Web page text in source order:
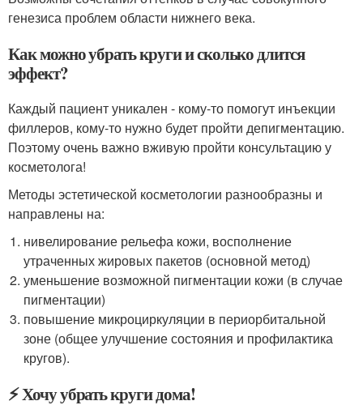
генезиса проблем области нижнего века.
Как можно убрать круги и сколько длится
эффект?
Каждый пациент уникален - кому-то помогут инъекции
филлеров, кому-то нужно будет пройти депигментацию.
Поэтому очень важно вживую пройти консультацию у
косметолога!
Методы эстетической косметологии разнообразны и
направлены на:
нивелирование рельефа кожи, восполнение
утраченных жировых пакетов (основной метод)
уменьшение возможной пигментации кожи (в случае
пигментации)
повышение микроциркуляции в периорбитальной
зоне (общее улучшение состояния и профилактика
кругов).
⚡ Хочу убрать круги дома!